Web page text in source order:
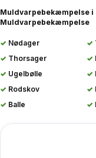
Muldvarpebekæmpelse i
Muldvarpebekæmpelse
Nødager
Thorsager
Ugelbølle
Rodskov
Balle